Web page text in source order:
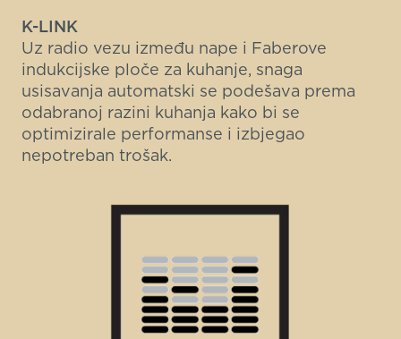
K-LINK
Uz radio vezu između nape i Faberove
indukcijske ploče za kuhanje, snaga
usisavanja automatski se podešava prema
odabranoj razini kuhanja kako bi se
optimizirale performanse i izbjegao
nepotreban trošak.